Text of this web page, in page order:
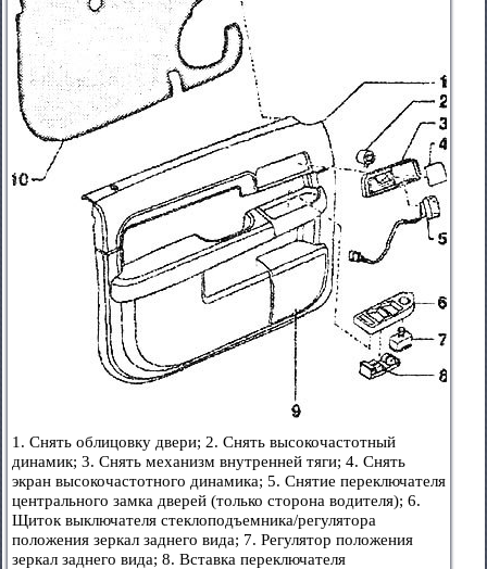
1. Снять облицовку двери; 2. Снять высокочастотный
динамик; 3. Снять механизм внутренней тяги; 4. Снять
экран высокочастотного динамика; 5. Снятие переключателя
центрального замка дверей (только сторона водителя); 6.
Щиток выключателя стеклоподъемника/регулятора
положения зеркал заднего вида; 7. Регулятор положения
зеркал заднего вида; 8. Вставка переключателя